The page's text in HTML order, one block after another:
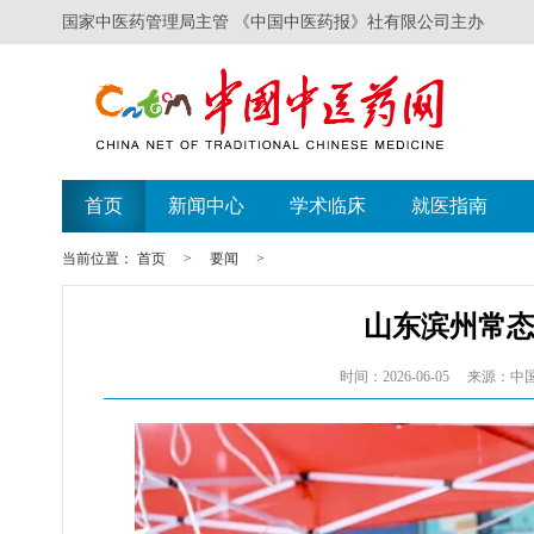
国家中医药管理局主管 《中国中医药报》社有限公司主办
首页 新闻中心 学术临床 就医指南
当前位置： 首页 > 要闻 >
山东滨州常
时间：2026-06-05 来源：中